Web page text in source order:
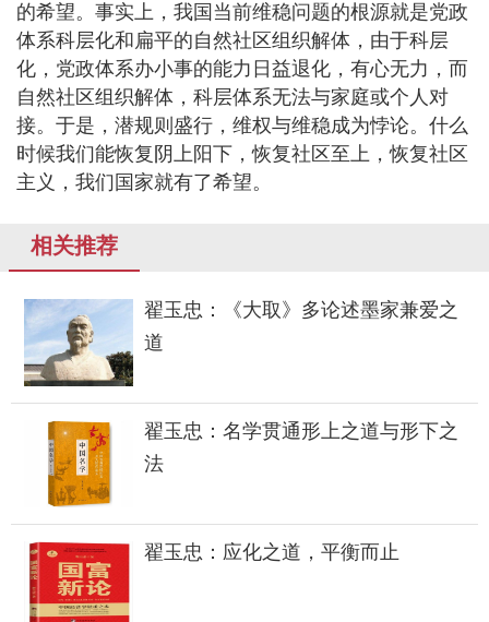
的希望。事实上，我国当前维稳问题的根源就是党政
体系科层化和扁平的自然社区组织解体，由于科层
化，党政体系办小事的能力日益退化，有心无力，而
自然社区组织解体，科层体系无法与家庭或个人对
接。于是，潜规则盛行，维权与维稳成为悖论。什么
时候我们能恢复阴上阳下，恢复社区至上，恢复社区
主义，我们国家就有了希望。
相关推荐
翟玉忠：《大取》多论述墨家兼爱之
道
翟玉忠：名学贯通形上之道与形下之
法
翟玉忠：应化之道，平衡而止